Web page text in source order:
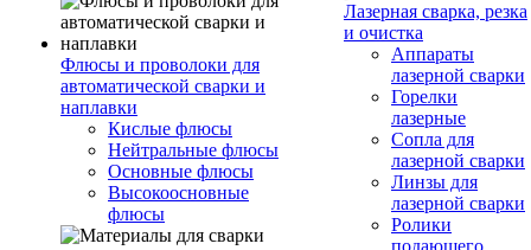
Флюсы и проволоки для
автоматической сварки и
наплавки
Кислые флюсы
Нейтральные флюсы
Основные флюсы
Высокоосновные
флюсы
Лазерная сварка, резка
и очистка
Аппараты
лазерной сварки
Горелки
лазерные
Сопла для
лазерной сварки
Линзы для
лазерной сварки
Ролики
подающего